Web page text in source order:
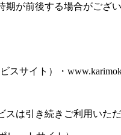
が前後する場合がござい
スサイト）・
は引き続きご利用いただ